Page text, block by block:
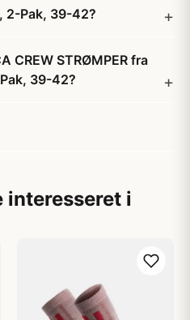
2-Pak, 39-42?
CREW STRØMPER fra
39-42?
interesseret i